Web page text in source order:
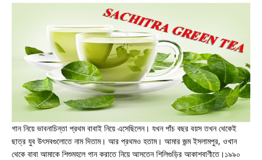
গান নিয়ে ভাবনাচিন্তা প্রথম বাবাই নিয়ে এসেছিলেন। যখন পাঁচ বছর বয়স তখন থেকেই
ছাত্র যুব উৎসবগুলোতে নাম দিতাম। আর প্রথমও হতাম। আমার জন্ম ইসলামপুর, ওখান
থেকে বাবা আমাকে শিশুমহলে গান করাতে নিয়ে আসতেন শিলিগুড়ির আকাশবাণীতে।১৯৯০